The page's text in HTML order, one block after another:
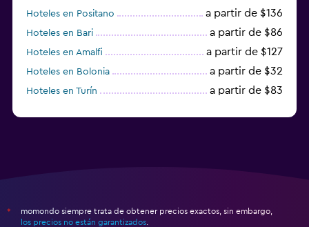
Hoteles en Positano a partir de $136
Hoteles en Bari a partir de $86
Hoteles en Amalfi a partir de $127
Hoteles en Bolonia a partir de $32
Hoteles en Turín a partir de $83
*
momondo siempre trata de obtener precios exactos, sin embargo,
los precios no están garantizados